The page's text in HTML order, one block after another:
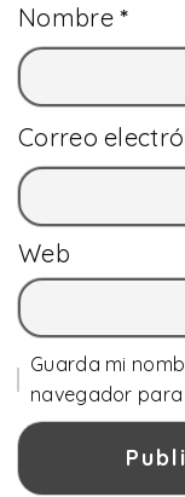
Nombre*
Correo
Web
Guarda mi
navegador